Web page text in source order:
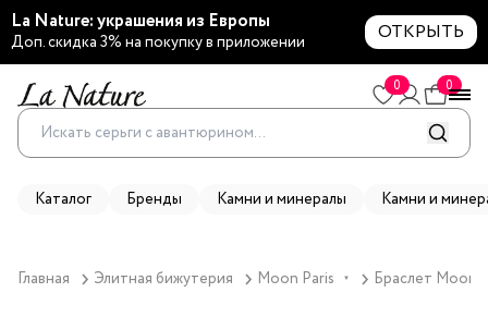
La Nature: украшения из Европы
Доп. скидка 3% на покупку в приложении ОТКРЫТЬ
0 0
Каталог Бренды Камни и минералы Камни и
Главная Элитная бижутерия Moon Paris ▼ Браслет Moon